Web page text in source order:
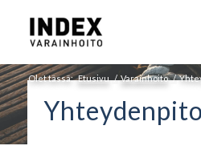
Olet tässä: Etusivu / Varainhoito /
Yhteydenpito